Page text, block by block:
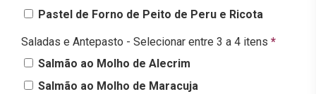
Pastel de Forno de Peito de Peru e Ricota
Saladas e Antepasto - Selecionar entre 3 a 4 itens *
Salmão ao Molho de Alecrim
Salmão ao Molho de Maracuja